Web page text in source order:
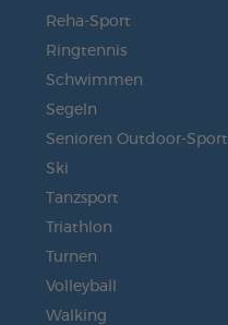
Reha-Sport
Ringtennis
Schwimmen
Segeln
Senioren Outdoor-Sport
Ski
Tanzsport
Triathlon
Turnen
Volleyball
Walking